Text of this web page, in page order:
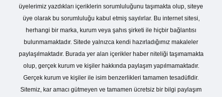
üyelerimiz yazdıkları içeriklerin sorumluluğunu taşımakta olup, siteye
üye olarak bu sorumluluğu kabul etmiş sayılırlar. Bu internet sitesi,
herhangi bir marka, kurum veya şahıs şirketi ile hiçbir bağlantısı
bulunmamaktadır. Sitede yalnızca kendi hazırladığımız makaleler
paylaşılmaktadır. Burada yer alan içerikler haber niteliği taşımamakta
olup, gerçek kurum ve kişiler hakkında paylaşım yapılmamaktadır.
Gerçek kurum ve kişiler ile isim benzerlikleri tamamen tesadüfidir.
Sitemiz, kar amacı gütmeyen ve tamamen ücretsiz bir bilgi paylaşım